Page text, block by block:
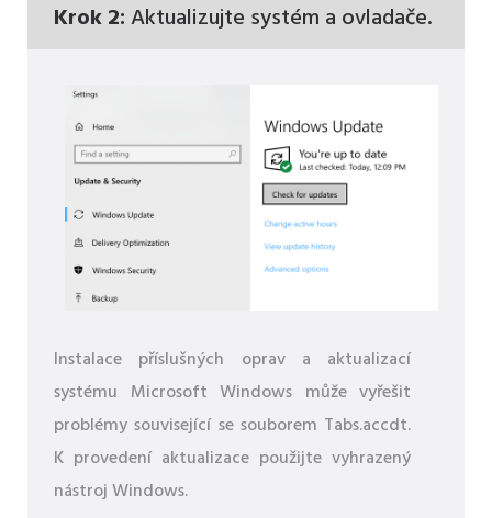
Krok 2:Aktualizujte systém a ovladače.
Instalace příslušných oprav a aktualizací
systému Microsoft Windows může vyřešit
problémy související se souborem Tabs.accdt.
K provedení aktualizace použijte vyhrazený
nástroj Windows.